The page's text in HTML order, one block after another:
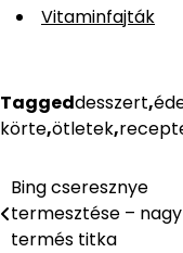
Vitaminfajták
Taggeddesszert,
körte,ötletek,
Bejegyzés
navigáció
Bing cseresznye
termesztése –
termés titka